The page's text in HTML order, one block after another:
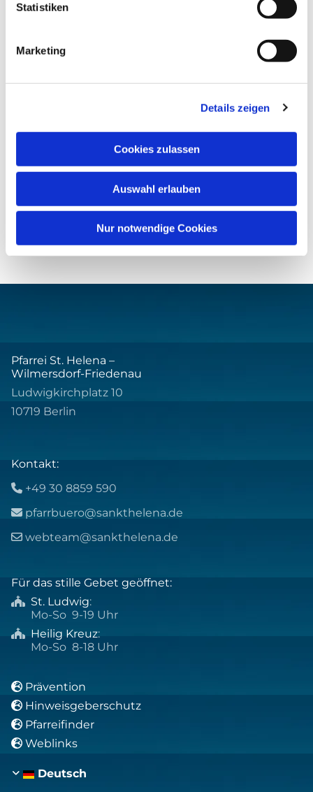
Statistiken
Marketing
Details zeigen
Cookies zulassen
Auswahl erlauben
Nur notwendige Cookies
Pfarrei St. Helena –
Wilmersdorf-Friedenau
Ludwigkirchplatz 10
10719 Berlin
Kontakt:
 +49 30 8859 590
 pfarrbuero@sankthelena.de
 webteam@sankthelena.de
Für das stille Gebet geöffnet:
 St. Ludwig:
Mo-So 9-19 Uhr
 Heilig Kreuz:
Mo-So 8-18 Uhr
 Prävention
 Hinweisgeberschutz
 Pfarreifinder
 Weblinks
Deutsch